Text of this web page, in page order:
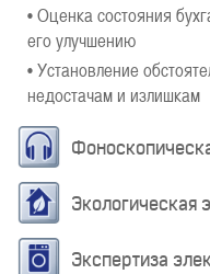
• Оценка состояния
его улучшению
• Установление
недостачам и излишкам
Экологическая
Экспертиза